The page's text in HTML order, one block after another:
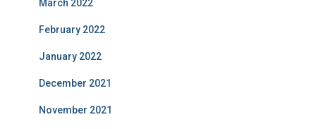
March 2022
February 2022
January 2022
December 2021
November 2021